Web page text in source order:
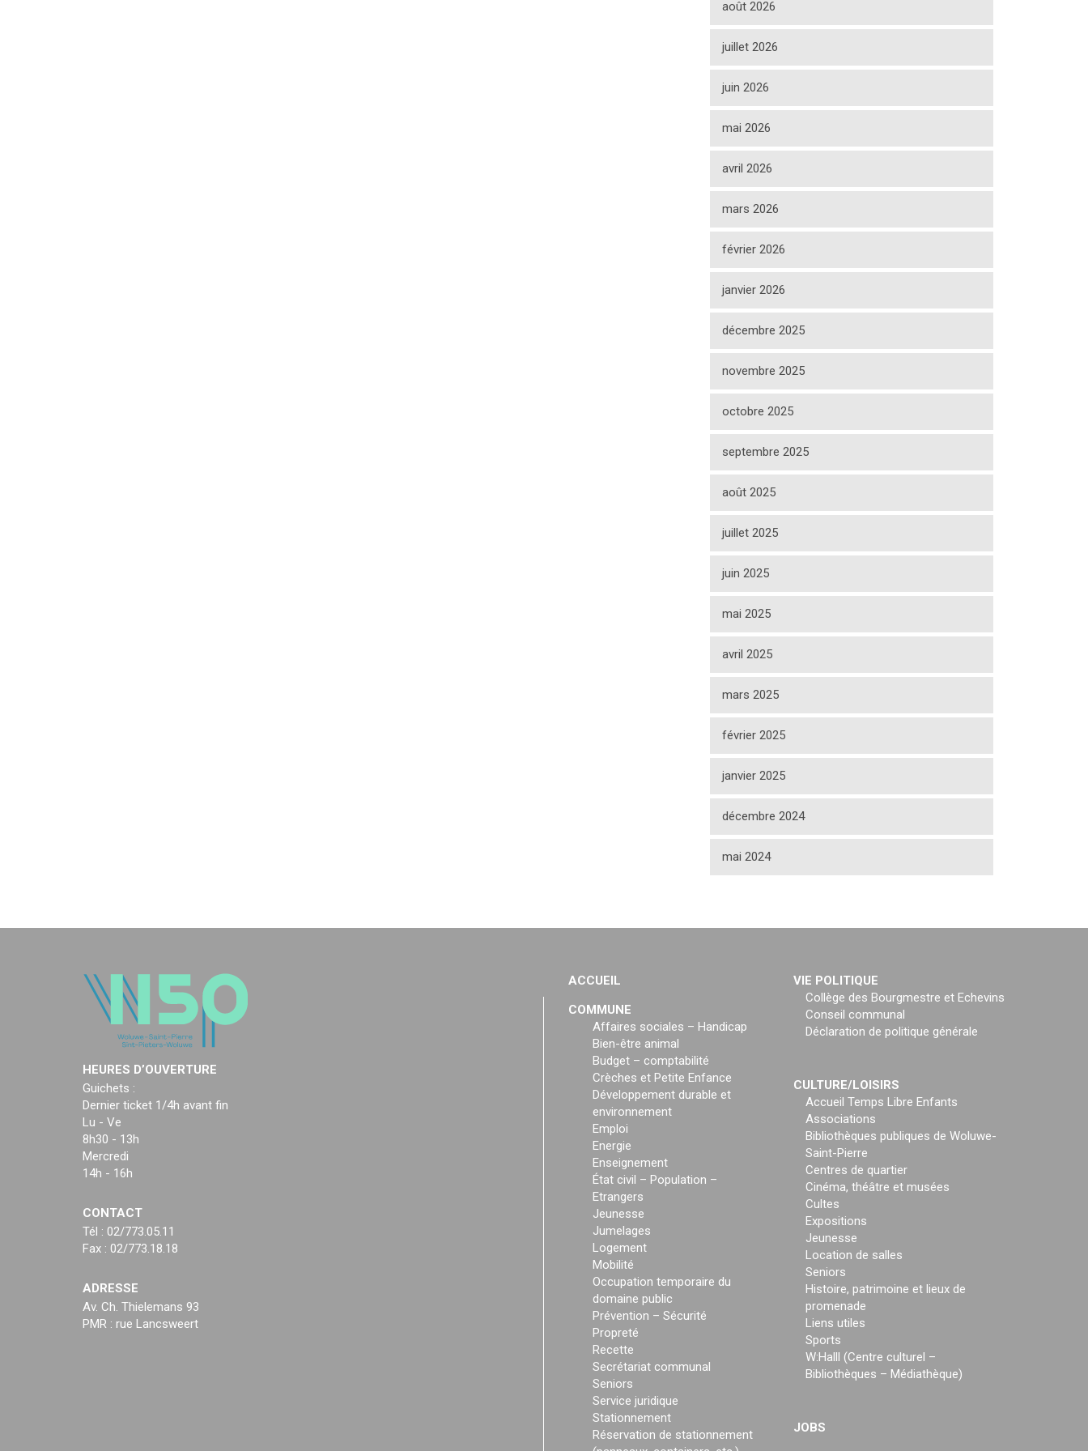
août 2026
juillet 2026
juin 2026
mai 2026
avril 2026
mars 2026
février 2026
janvier 2026
décembre 2025
novembre 2025
octobre 2025
septembre 2025
août 2025
juillet 2025
juin 2025
mai 2025
avril 2025
mars 2025
février 2025
janvier 2025
décembre 2024
mai 2024
HEURES D’OUVERTURE
Guichets :
Dernier ticket 1/4h avant fin
Lu - Ve
8h30 - 13h
Mercredi
14h - 16h
CONTACT
Tél : 02/773.05.11
Fax : 02/773.18.18
ADRESSE
Av. Ch. Thielemans 93
PMR : rue Lancsweert
ACCUEIL
COMMUNE
Affaires sociales – Handicap
Bien-être animal
Budget – comptabilité
Crèches et Petite Enfance
Développement durable et
environnement
Emploi
Energie
Enseignement
État civil – Population –
Etrangers
Jeunesse
Jumelages
Logement
Mobilité
Occupation temporaire du
domaine public
Prévention – Sécurité
Propreté
Recette
Secrétariat communal
Seniors
Service juridique
Stationnement
Réservation de stationnement
VIE POLITIQUE
Collège des Bourgmestre et Echevins
Conseil communal
Déclaration de politique générale
CULTURE/LOISIRS
Accueil Temps Libre Enfants
Associations
Bibliothèques publiques de Woluwe-
Saint-Pierre
Centres de quartier
Cinéma, théâtre et musées
Cultes
Expositions
Jeunesse
Location de salles
Seniors
Histoire, patrimoine et lieux de
promenade
Liens utiles
Sports
W:Halll (Centre culturel –
Bibliothèques – Médiathèque)
JOBS